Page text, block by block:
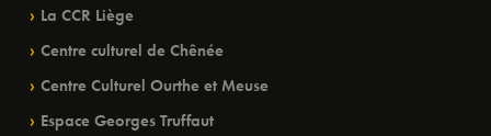
La CCR Liège
Centre culturel de Chênée
Centre Culturel Ourthe et Meuse
Espace Georges Truffaut